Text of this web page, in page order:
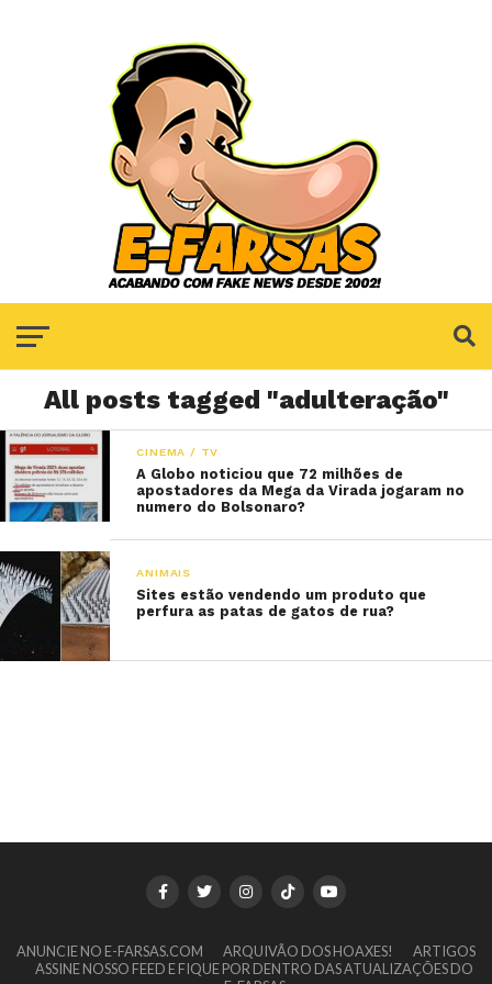
All posts tagged "adulteração"
CINEMA / TV
A Globo noticiou que 72 milhões de
apostadores da Mega da Virada jogaram no
numero do Bolsonaro?
ANIMAIS
Sites estão vendendo um produto que
perfura as patas de gatos de rua?
ANUNCIE NO E-FARSAS.COM ARQUIVÃO DOS HOAXES!
ARTIGOS
ASSINE NOSSO FEED E FIQUE POR DENTRO DAS ATUALIZAÇÕES DO